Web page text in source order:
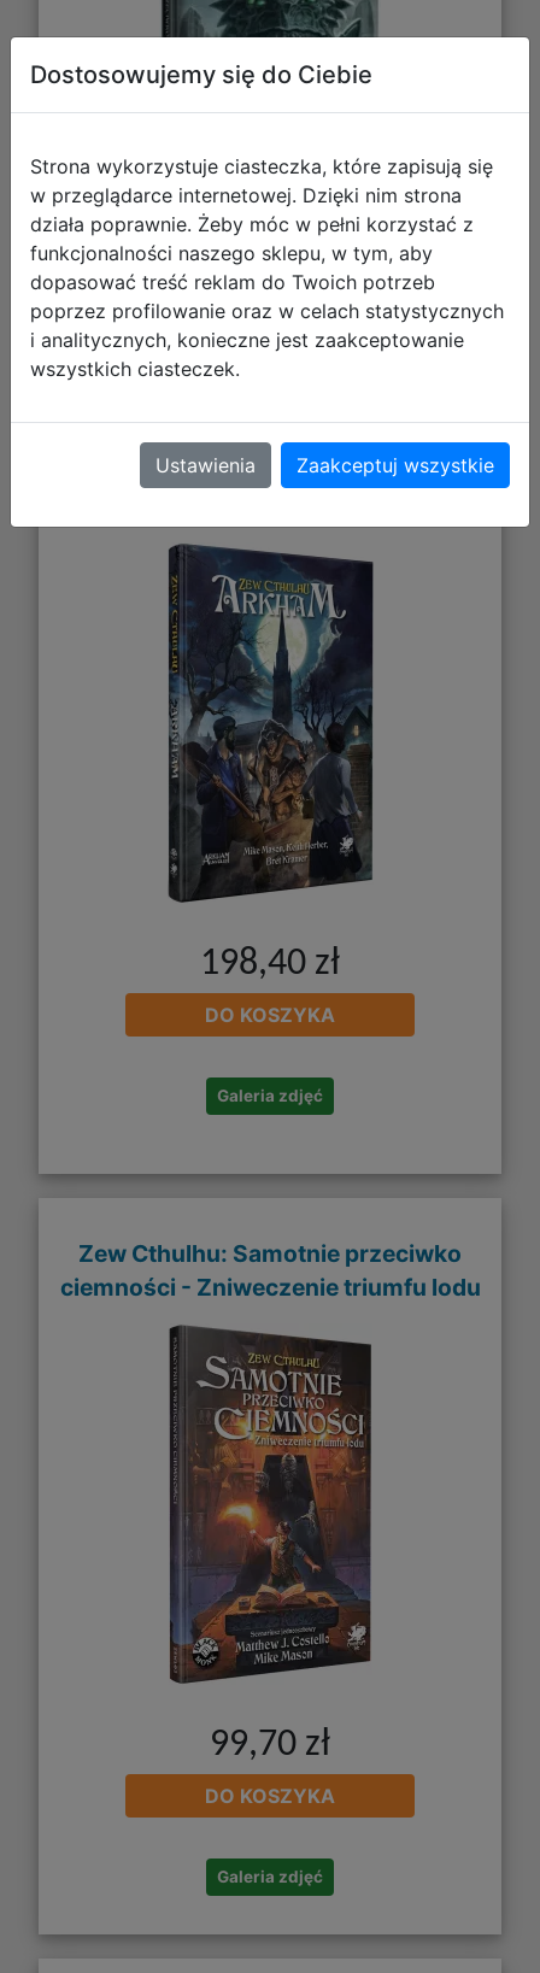
99,70 zł
DO KOSZYKA
Galeria zdjęć
198,40 zł
DO KOSZYKA
Galeria zdjęć
Zew Cthulhu: Samotnie przeciwko
ciemności - Zniweczenie triumfu lodu
99,70 zł
DO KOSZYKA
Galeria zdjęć
Dostosowujemy się do Ciebie
Strona wykorzystuje ciasteczka, które zapisują się
w przeglądarce internetowej. Dzięki nim strona
działa poprawnie. Żeby móc w pełni korzystać z
funkcjonalności naszego sklepu, w tym, aby
dopasować treść reklam do Twoich potrzeb
poprzez profilowanie oraz w celach statystycznych
i analitycznych, konieczne jest zaakceptowanie
wszystkich ciasteczek.
Ustawienia Zaakceptuj wszystkie